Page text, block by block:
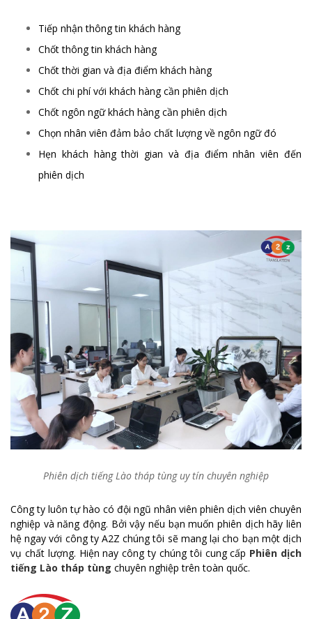
Tiếp nhận thông tin khách hàng
Chốt thông tin khách hàng
Chốt thời gian và địa điểm khách hàng
Chốt chi phí với khách hàng cần phiên dịch
Chốt ngôn ngữ khách hàng cần phiên dịch
Chọn nhân viên đảm bảo chất lượng về ngôn ngữ đó
Hẹn khách hàng thời gian và địa điểm nhân viên đến
phiên dịch
Phiên dịch tiếng Lào tháp tùng uy tín chuyên nghiệp
Công ty luôn tự hào có đội ngũ nhân viên phiên dịch viên chuyên
nghiệp và năng động. Bởi vậy nếu bạn muốn phiên dịch hãy liên
hệ ngay với công ty A2Z chúng tôi sẽ mang lại cho bạn một dịch
vụ chất lượng. Hiện nay công ty chúng tôi cung cấp Phiên dịch
tiếng Lào tháp tùng chuyên nghiệp trên toàn quốc.